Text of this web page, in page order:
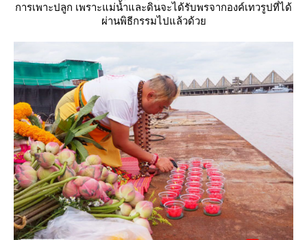
การเพาะปลูก เพราะแม่น้ำและดินจะได้รับพรจากองค์เทวรูปที่ได้
ผ่านพิธีกรรมไปแล้วด้ว